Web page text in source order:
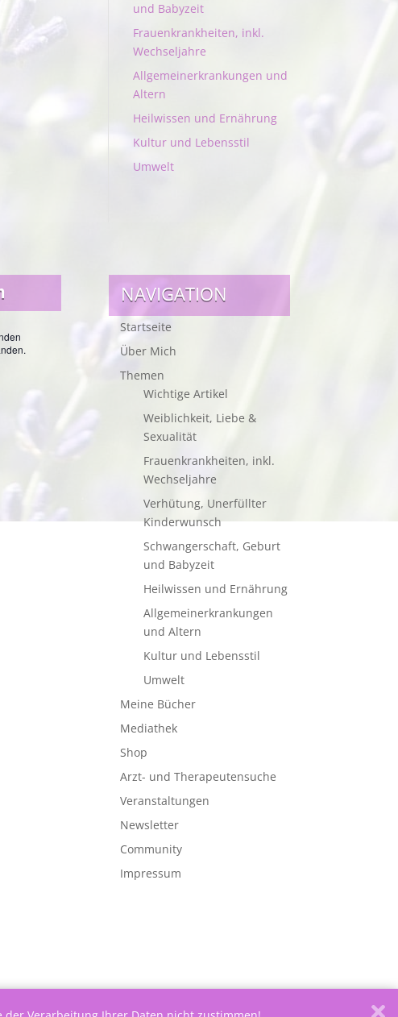
und Babyzeit
Frauenkrankheiten, inkl.
Wechseljahre
Allgemeinerkrankungen und
Altern
Heilwissen und Ernährung
Kultur und Lebensstil
Umwelt
NAVIGATION
Startseite
Über Mich
Themen
Wichtige Artikel
Weiblichkeit, Liebe &
Sexualität
Frauenkrankheiten, inkl.
Wechseljahre
Verhütung, Unerfüllter
Kinderwunsch
Schwangerschaft, Geburt
und Babyzeit
Heilwissen und Ernährung
Allgemeinerkrankungen
und Altern
Kultur und Lebensstil
Umwelt
Meine Bücher
Mediathek
Shop
Arzt- und Therapeutensuche
Veranstaltungen
Newsletter
Community
Impressum